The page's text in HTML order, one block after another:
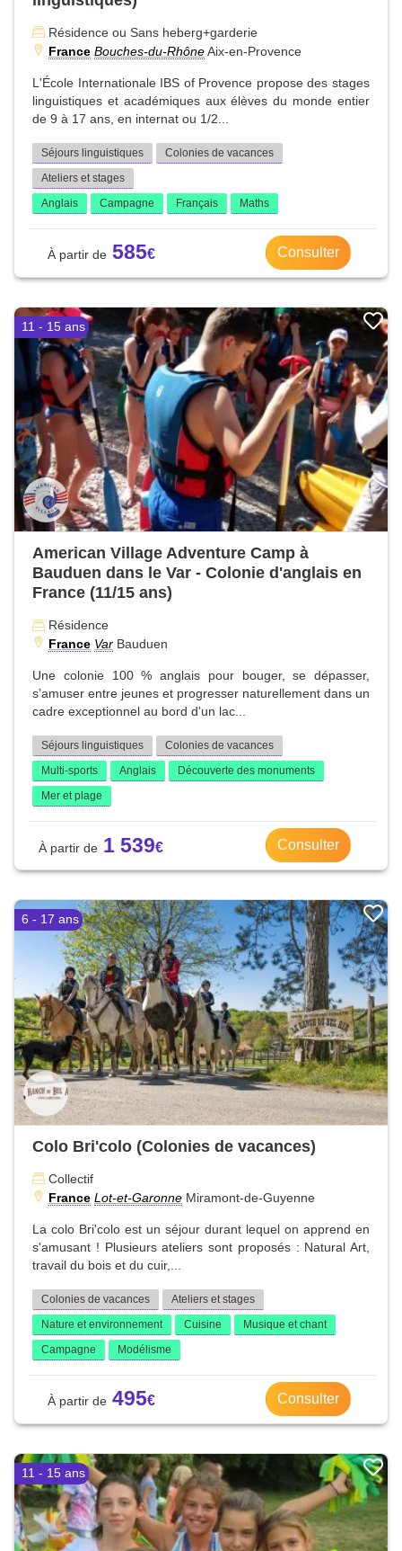
Résidence ou Sans heberg+garderie
France Bouches-du-RhôneAix-en-Provence
L'École Internationale IBS of Provence propose des stages
linguistiques et académiques aux élèves du monde entier
de 9 à 17 ans, en internat ou 1/2...
Séjours linguistiques
Colonies de vacances
Ateliers et stages
Anglais
Campagne Français Maths
585 Consulter
11 - 15 ans
American Village Adventure Camp à
Bauduen dans le Var - Colonie d'anglais en
France (11/15 ans)
Résidence
France Var Bauduen
Une colonie 100 % anglais pour bouger, se dépasser,
s’amuser entre jeunes et progresser naturellement dans un
cadre exceptionnel au bord d'un lac...
Séjours linguistiques
Colonies de vacances
Multi-sports
Anglais
Découverte des monuments
Mer et plage
1 539 Consulter
6 - 17 ans
Colo Bri'colo (Colonies de vacances)
Collectif
France Lot-et-Garonne Miramont-de-Guyenne
La colo Bri'colo est un séjour durant lequel on apprend en
s'amusant ! Plusieurs ateliers sont proposés : Natural Art,
travail du bois et du cuir,...
Colonies de vacances
Ateliers et stages
Nature et environnement
Cuisine
Musique et chant
Campagne
Modélisme
495 Consulter
11 - 15 ans